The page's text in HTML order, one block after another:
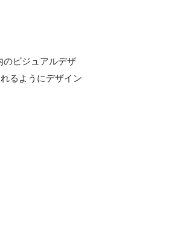
ビジュアルデザ
るようにデザイン